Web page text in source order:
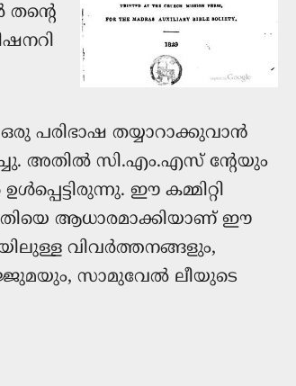
പരിഭാഷ തയ്യാറാക്കുവാൻ
അതിൽ സി.എം.എസ് ന്റേയും
ഈ കമ്മിറ്റി
ആധാരമാക്കിയാണ് ഈ
വിവർത്തനങ്ങളും,
സാമുവേൽ ലീയുടെ